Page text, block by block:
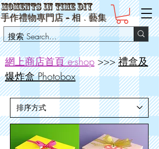
Moments in Time DIY
手作禮物專門店 -相﹒藝集
網上商店首頁 e-shop >>>禮盒及
爆炸盒 Photobox